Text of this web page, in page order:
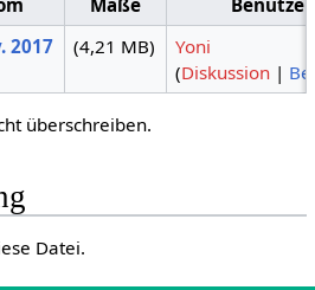
Maße
Benutzer
2017 (4,21 MB)
Yoni
(Diskussion |
überschreiben.
Datei.